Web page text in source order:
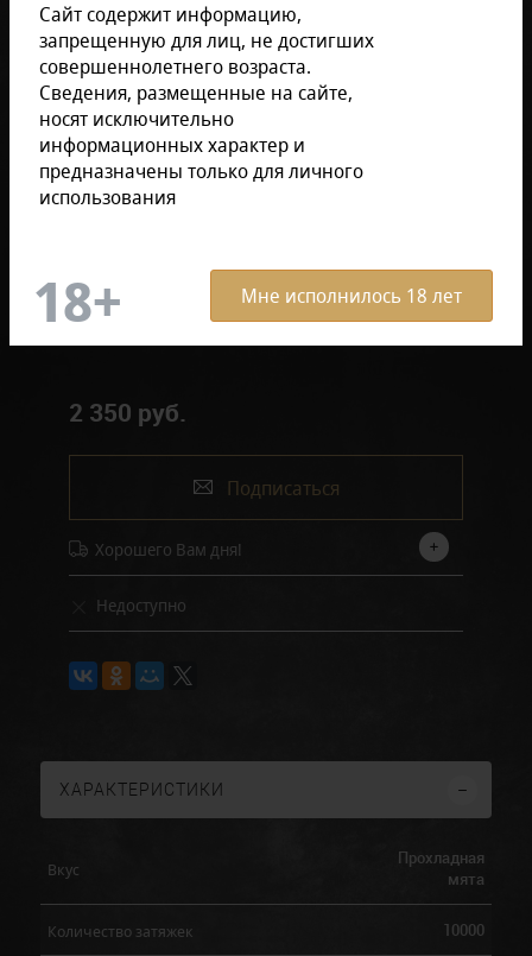
Сайт содержит информацию,
запрещенную для лиц, не достигших
совершеннолетнего возраста.
Сведения, размещенные на сайте,
носят исключительно
информационных характер и
предназначены только для личного
использования
Мне исполнилось 18 лет
Отзывов: 0
2 350 руб.
Подписаться
Хорошего Вам дня!
Недоступно
ХАРАКТЕРИСТИКИ
Вкус
Прохладная
мята
Количество затяжек 10000